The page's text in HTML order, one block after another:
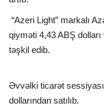
ENERGETİKA
SİYASƏT
İDMAN
“Azeri Light” markalı
qiyməti 4,43 ABŞ
təşkil edib.
Əvvəlki ticarət
dollarından satılıb.